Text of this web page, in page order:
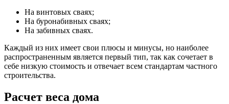
На винтовых сваях;
На буронабивных сваях;
На забивных сваях.
Каждый из них имеет свои плюсы и минусы, но наиболее
распространенным является первый тип, так как сочетает в
себе низкую стоимость и отвечает всем стандартам частного
строительства.
Расчет веса дома